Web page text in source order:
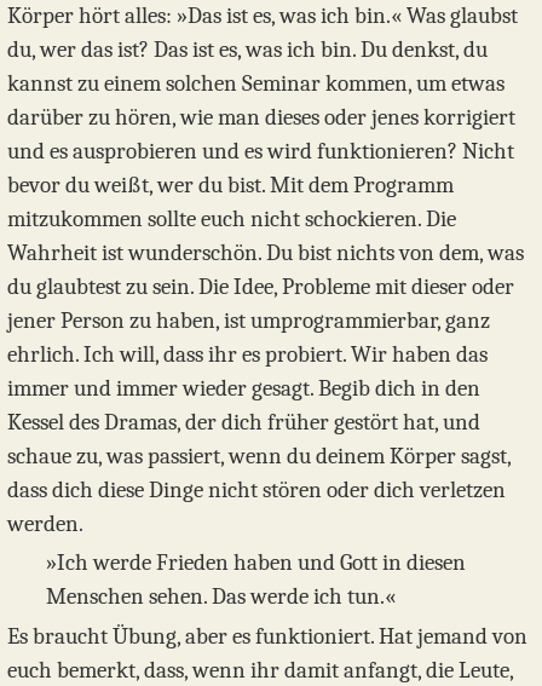
Körper hört alles: »Das ist es, was ich bin.« Was glaubst
du, wer das ist? Das ist es, was ich bin. Du denkst, du
kannst zu einem solchen Seminar kommen, um etwas
darüber zu hören, wie man dieses oder jenes korrigiert
und es ausprobieren und es wird funktionieren? Nicht
bevor du weißt, wer du bist. Mit dem Programm
mitzukommen sollte euch nicht schockieren. Die
Wahrheit ist wunderschön. Du bist nichts von dem, was
du glaubtest zu sein. Die Idee, Probleme mit dieser oder
jener Person zu haben, ist umprogrammierbar, ganz
ehrlich. Ich will, dass ihr es probiert. Wir haben das
immer und immer wieder gesagt. Begib dich in den
Kessel des Dramas, der dich früher gestört hat, und
schaue zu, was passiert, wenn du deinem Körper sagst,
dass dich diese Dinge nicht stören oder dich verletzen
werden.
»Ich werde Frieden haben und Gott in diesen
Menschen sehen. Das werde ich tun.«
Es braucht Übung, aber es funktioniert. Hat jemand von
euch bemerkt, dass, wenn ihr damit anfangt, die Leute,